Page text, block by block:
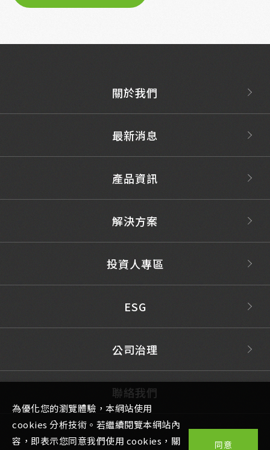
關於我們
最新消息
產品資訊
解決方案
投資人專區
ESG
公司治理
聯絡我們
為優化您的瀏覽體驗，本網站使用
cookies 分析技術。若繼續閱覽本網站內
容，即表示您同意我們使用 cookies，關
同意